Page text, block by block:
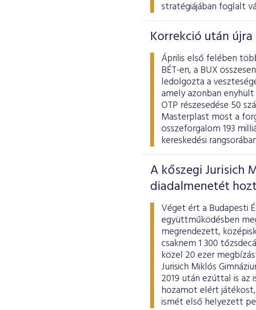
stratégiájában foglalt
Korrekció után
Április első felében
BÉT-en, a BUX
ledolgozta a
amely azonban
OTP részesedése 50
Masterplast most a
összeforgalom 193
kereskedési
A kőszegi Jurisich
diadalmenetét
Véget ért a Budapesti
együttműködésben
megrendezett,
csaknem 1 300
közel 20 ezer
Jurisich Miklós
2019 után ezúttal is az
hozamot elért játékost,
ismét első helyezett